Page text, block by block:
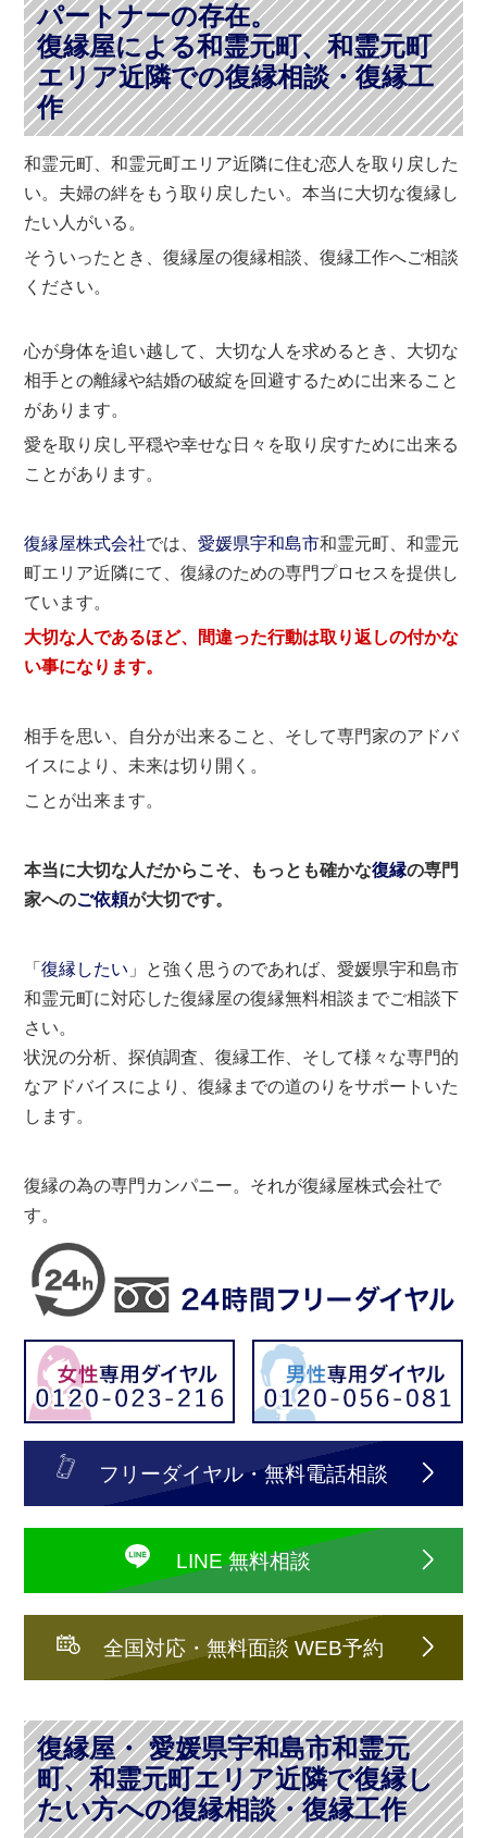
パートナーの存在。
復縁屋による和霊元町、和霊元町
エリア近隣での復縁相談・復縁工
作
和霊元町、和霊元町エリア近隣に住む恋人を取り戻した
い。夫婦の絆をもう取り戻したい。本当に大切な復縁し
たい人がいる。
そういったとき、復縁屋の復縁相談、復縁工作へご相談
ください。
心が身体を追い越して、大切な人を求めるとき、大切な
相手との離縁や結婚の破綻を回避するために出来ること
があります。
愛を取り戻し平穏や幸せな日々を取り戻すために出来る
ことがあります。
復縁屋株式会社では、愛媛県宇和島市和霊元町、和霊元
町エリア近隣にて、復縁のための専門プロセスを提供し
ています。
大切な人であるほど、間違った行動は取り返しの付かな
い事になります。
相手を思い、自分が出来ること、そして専門家のアドバ
イスにより、未来は切り開く。
ことが出来ます。
本当に大切な人だからこそ、もっとも確かな復縁の専門
家へのご依頼が大切です。
「復縁したい 」と強く思うのであれば、愛媛県宇和島市
和霊元町に対応した復縁屋の復縁無料相談までご相談下
さい。
状況の分析、探偵調査、復縁工作、そして様々な専門的
なアドバイスにより、復縁までの道のりをサポートいた
します。
復縁の為の専門カンパニー。それが復縁屋株式会社で
す。
フリーダイヤル・無料電話相談
LINE 無料相談
全国対応・無料面談 WEB予約
復縁屋・ 愛媛県宇和島市和霊元
町、和霊元町エリア近隣で復縁し
たい方への復縁相談・復縁工作